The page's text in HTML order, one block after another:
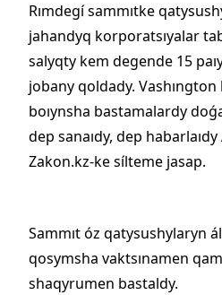
Rımdegí sammıtke
jahandyq korporatsıyalar
salyqty kem degende 15
jobany qoldady.
boıynsha bastamalardy
dep sanaıdy, dep
Zakon.kz-ke sílteme jasap.
Sammıt óz qatysushylaryn
qosymsha vaktsınamen
shaqyrumen bastaldy.